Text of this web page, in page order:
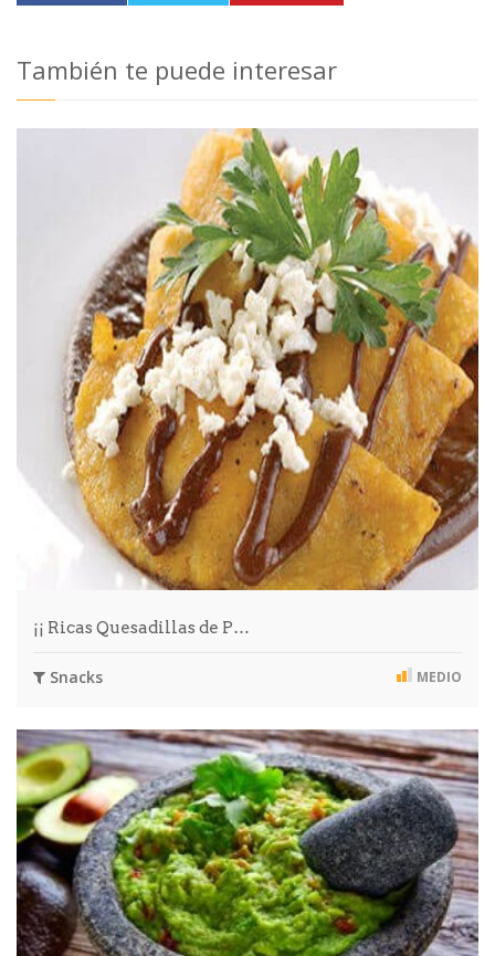
También te puede interesar
¡¡ Ricas Quesadillas de P…
Snacks MEDIO